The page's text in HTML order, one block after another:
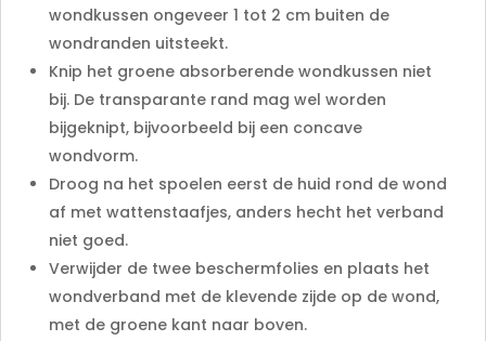
wondkussen ongeveer 1 tot 2 cm buiten de
wondranden uitsteekt.
Knip het groene absorberende wondkussen niet
bij. De transparante rand mag wel worden
bijgeknipt, bijvoorbeeld bij een concave
wondvorm.
Droog na het spoelen eerst de huid rond de wond
af met wattenstaafjes, anders hecht het verband
niet goed.
Verwijder de twee beschermfolies en plaats het
wondverband met de klevende zijde op de wond,
met de groene kant naar boven.